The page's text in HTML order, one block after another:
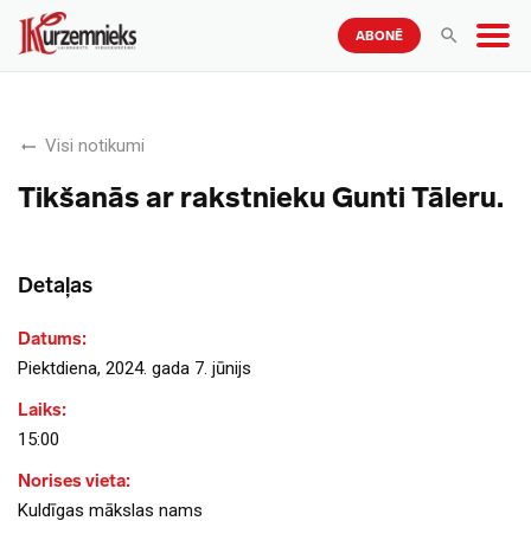
ABONĒ
Visi notikumi
Tikšanās ar rakstnieku Gunti Tāleru.
Detaļas
Datums:
Piektdiena, 2024. gada 7. jūnijs
Laiks:
15:00
Norises vieta:
Kuldīgas mākslas nams